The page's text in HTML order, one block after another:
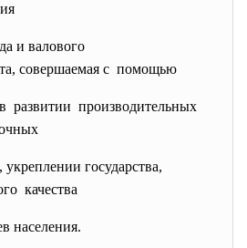
и валового
совершаемая с помощью
развитии производительных
государства,
качества
населения.